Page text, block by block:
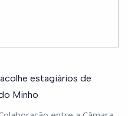
estagiários de
Minho